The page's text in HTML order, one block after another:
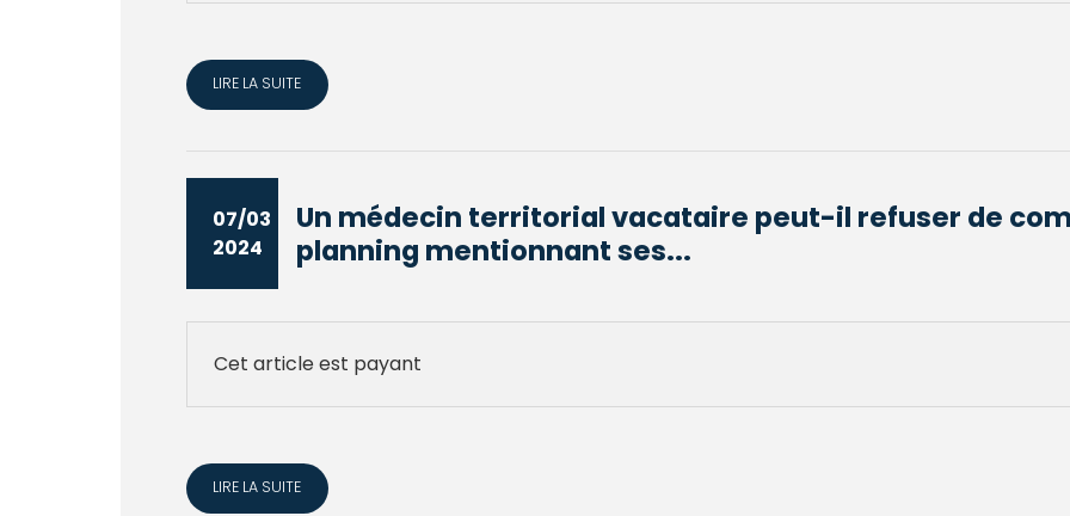
LIRE LA SUITE
07/03
2024
Un médecin territorial vacataire peut-il refuser de
planning mentionnant ses...
Cet article est payant
LIRE LA SUITE